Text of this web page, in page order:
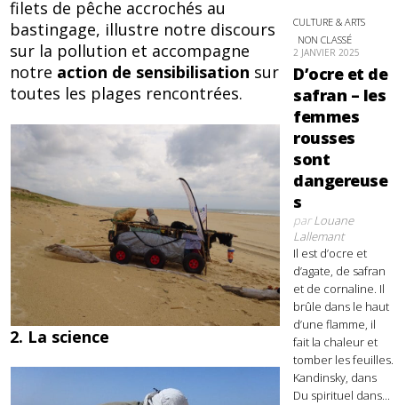
filets de pêche accrochés au
bastingage, illustre notre discours
sur la pollution et accompagne
notre action de sensibilisation sur
toutes les plages rencontrées.
2. La science
CULTURE & ARTS
NON CLASSÉ
2 JANVIER 2025
D’ocre et de
safran – les
femmes
rousses
sont
dangereuse
s
parLouane
Lallemant
Il est d’ocre et
d’agate, de safran
et de cornaline. Il
brûle dans le haut
d’une flamme, il
fait la chaleur et
tomber les feuilles.
Kandinsky, dans
Du spirituel dans...